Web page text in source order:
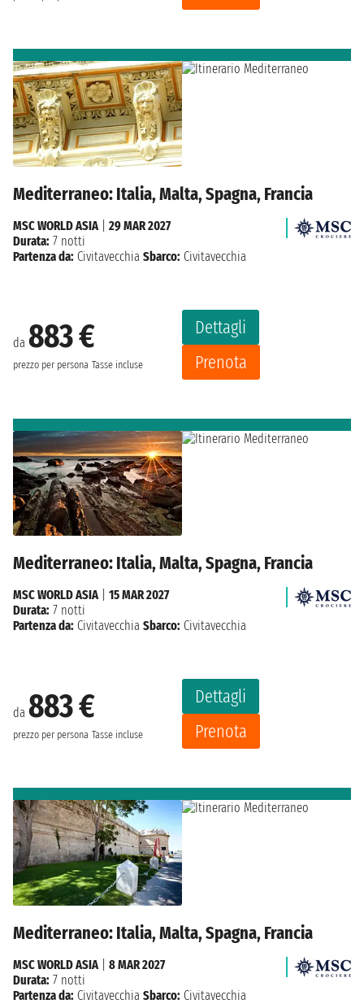
Mediterraneo: Italia, Malta, Spagna, Francia
da 883 €
prezzo per persona Tasse incluse
Dettagli
Prenota
MSC WORLD ASIA
29 MAR 2027
Durata: 7 notti
Partenza da: Civitavecchia Sbarco: Civitavecchia
Mediterraneo: Italia, Malta, Spagna, Francia
da 883 €
prezzo per persona Tasse incluse
Dettagli
Prenota
MSC WORLD ASIA| 15 MAR 2027
Durata: 7 notti
Partenza da: Civitavecchia Sbarco: Civitavecchia
Mediterraneo: Italia, Malta, Spagna, Francia
MSC WORLD ASIA
8 MAR 2027
Durata: 7 notti
Partenza da: Civitavecchia Sbarco: Civitavecchia